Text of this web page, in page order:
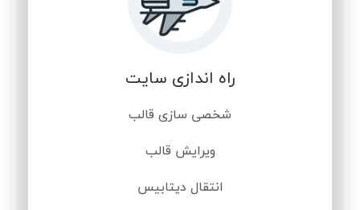
راه اندازی سایت
شخصی سازی قالب
ویرایش قالب
انتقال دیتابیس